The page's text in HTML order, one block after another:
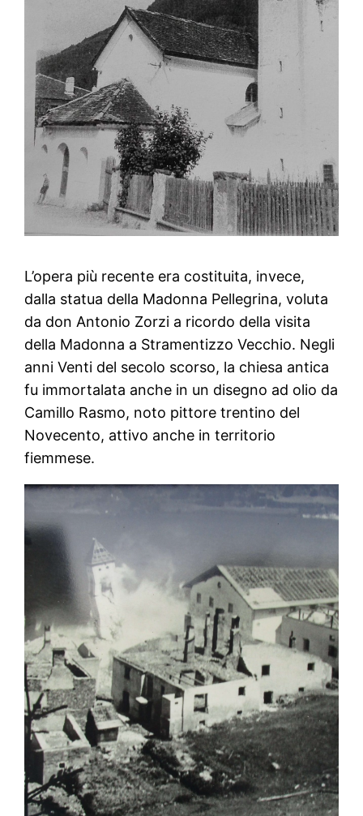
L’opera più recente era costituita, invece,
dalla statua della Madonna Pellegrina, voluta
da don Antonio Zorzi a ricordo della visita
della Madonna a Stramentizzo Vecchio. Negli
anni Venti del secolo scorso, la chiesa antica
fu immortalata anche in un disegno ad olio da
Camillo Rasmo, noto pittore trentino del
Novecento, attivo anche in territorio
fiemmese.